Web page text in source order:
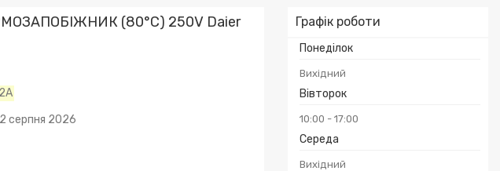
Графік роботи
Понеділок
Вихідний
Вівторок
10:00 17:00
Середа
Вихідний
(80°C) 250V Daier
серпня 2026